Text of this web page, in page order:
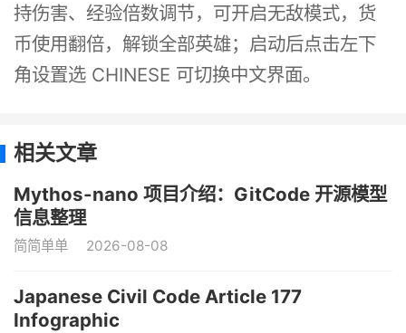
持伤害、经验倍数调节，可开启无敌模式，货
币使用翻倍，解锁全部英雄；启动后点击左下
角设置选 CHINESE 可切换中文界面。
相关文章
Mythos-nano 项目介绍：GitCode 开源模型
信息整理
简简单单 2026-08-08
Japanese Civil Code Article 177
Infographic